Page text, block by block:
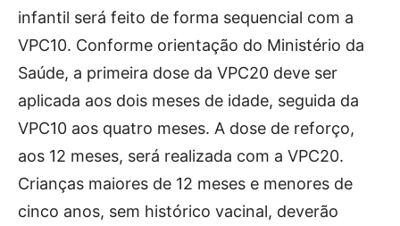
infantil será feito de forma sequencial com a
VPC10. Conforme orientação do Ministério da
Saúde, a primeira dose da VPC20 deve ser
aplicada aos dois meses de idade, seguida da
VPC10 aos quatro meses. A dose de reforço,
aos 12 meses, será realizada com a VPC20.
Crianças maiores de 12 meses e menores de
cinco anos, sem histórico vacinal, deverão